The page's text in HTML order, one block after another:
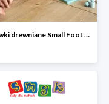
Zabawki drewniane Small Foot do -45%